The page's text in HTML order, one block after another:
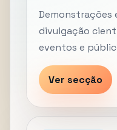
Demonstrações
divulgação
eventos e
Ver secção